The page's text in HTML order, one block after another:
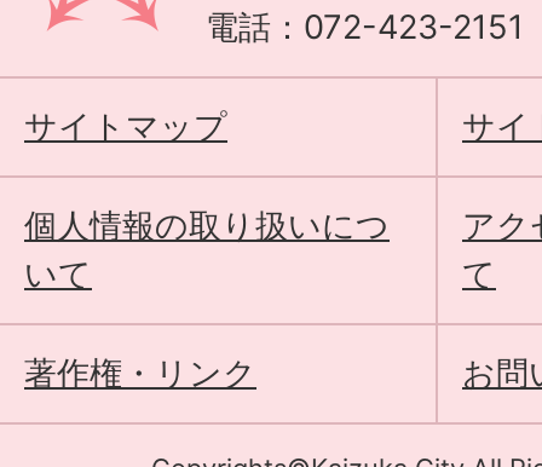
電話：072-423-2151
サイトマップ サイ
個人情報の取り扱いにつ
いて
アク
て
著作権・リンク お問